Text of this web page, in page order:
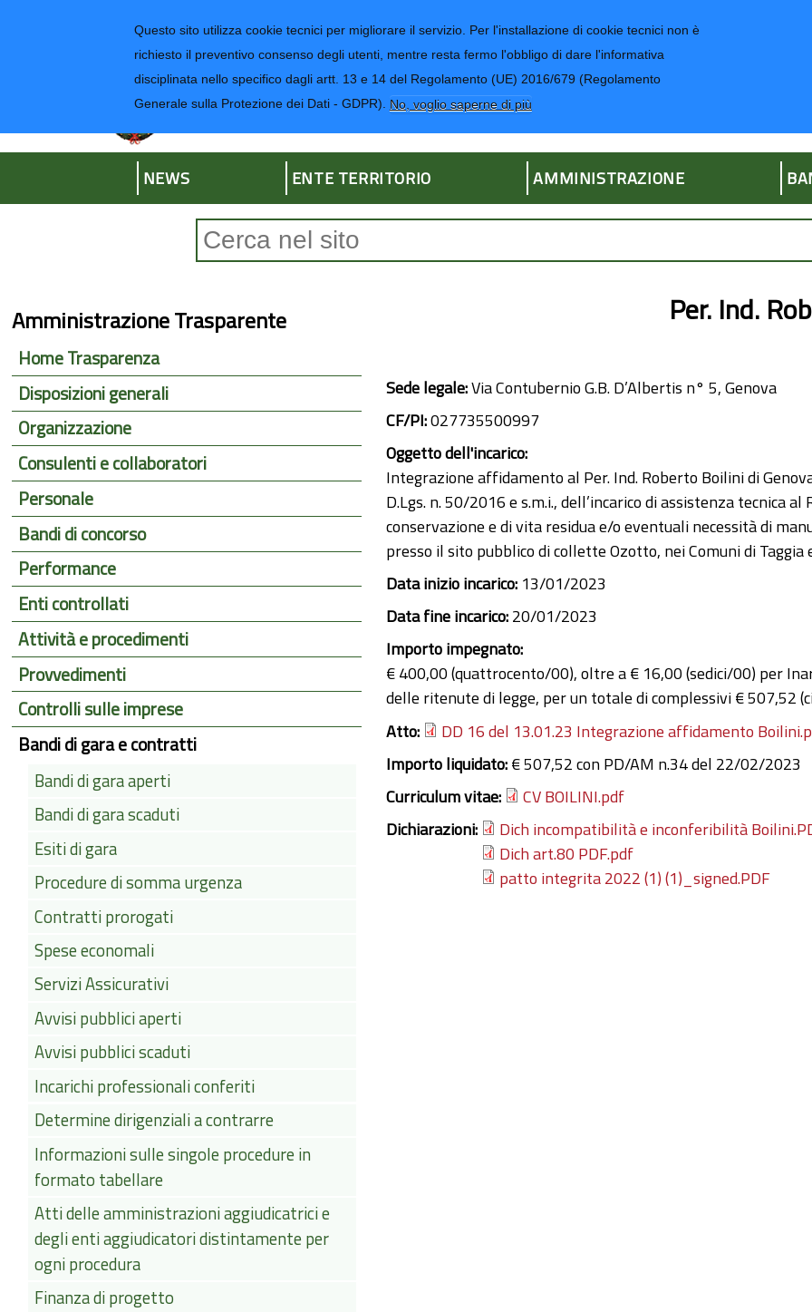
Questo sito utilizza cookie tecnici per migliorare il servizio. Per l'installazione di cookie tecnici non è
richiesto il preventivo consenso degli utenti, mentre resta fermo l'obbligo di dare l'informativa
disciplinata nello specifico dagli artt. 13 e 14 del Regolamento (UE) 2016/679 (Regolamento
Generale sulla Protezione dei Dati - GDPR). No, voglio saperne di più
Regione Liguria
Provincia di Imperia
NEWS ENTE TERRITORIO AMMINISTRAZIONE
Per. Ind.
Sede legale:Via Contubernio G.B. D’Albertis n° 5, Genova
CF/PI:027735500997
Oggetto dell'incarico:
Integrazione affidamento al Per. Ind. Roberto Boilini di
D.Lgs. n. 50/2016 e s.m.i., dell’incarico di assistenza tecnica
conservazione e di vita residua e/o eventuali necessità di
presso il sito pubblico di collette Ozotto, nei Comuni di Taggia
Data inizio incarico: 13/01/2023
Data fine incarico:20/01/2023
Importo impegnato:
€ 400,00 (quattrocento/00), oltre a € 16,00 (sedici/00) per
delle ritenute di legge, per un totale di complessivi € 507,52
Atto:
DD 16 del 13.01.23 Integrazione affidamento
Importo liquidato:€ 507,52 con PD/AM n.34 del 22/02/2023
Curriculum vitae:
CV BOILINI.pdf
Dichiarazioni:
Dich incompatibilità e inconferibilità
Dich art.80 PDF.pdf
patto integrita 2022 (1) (1)_signed.PDF
Amministrazione Trasparente
Home Trasparenza
Disposizioni generali
Organizzazione
Consulenti e collaboratori
Personale
Bandi di concorso
Performance
Enti controllati
Attività e procedimenti
Provvedimenti
Controlli sulle imprese
Bandi di gara e contratti
Bandi di gara aperti
Bandi di gara scaduti
Esiti di gara
Procedure di somma urgenza
Contratti prorogati
Spese economali
Servizi Assicurativi
Avvisi pubblici aperti
Avvisi pubblici scaduti
Incarichi professionali conferiti
Determine dirigenziali a contrarre
Informazioni sulle singole procedure in
formato tabellare
Atti delle amministrazioni aggiudicatrici e
degli enti aggiudicatori distintamente per
ogni procedura
Finanza di progetto